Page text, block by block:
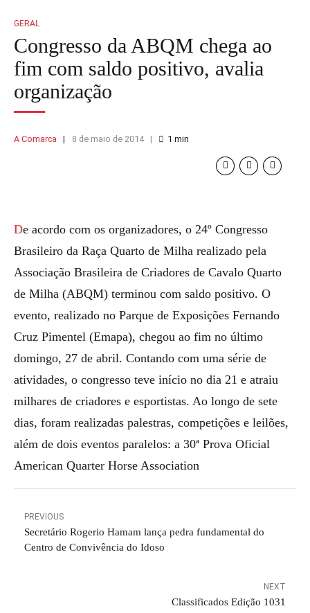
GERAL
Congresso da ABQM chega ao
fim com saldo positivo, avalia
organização
A Comarca 8 de maio de 2014 1 min
De acordo com os organizadores, o 24º Congresso
Brasileiro da Raça Quarto de Milha realizado pela
Associação Brasileira de Criadores de Cavalo Quarto
de Milha (ABQM) terminou com saldo positivo. O
evento, realizado no Parque de Exposições Fernando
Cruz Pimentel (Emapa), chegou ao fim no último
domingo, 27 de abril. Contando com uma série de
atividades, o congresso teve início no dia 21 e atraiu
milhares de criadores e esportistas. Ao longo de sete
dias, foram realizadas palestras, competições e leilões,
além de dois eventos paralelos: a 30ª Prova Oficial
American Quarter Horse Association
PREVIOUS
Secretário Rogerio Hamam lança pedra fundamental do
Centro de Convivência do Idoso
NEXT
Classificados Edição 1031